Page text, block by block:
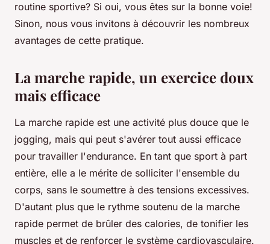
routine sportive? Si oui, vous êtes sur la bonne voie!
Sinon, nous vous invitons à découvrir les nombreux
avantages de cette pratique.
La marche rapide, un exercice doux
mais efficace
La marche rapide est une activité plus douce que le
jogging, mais qui peut s'avérer tout aussi efficace
pour travailler l'endurance. En tant que sport à part
entière, elle a le mérite de solliciter l'ensemble du
corps, sans le soumettre à des tensions excessives.
D'autant plus que le rythme soutenu de la marche
rapide permet de brûler des calories, de tonifier les
muscles et de renforcer le système cardiovasculaire.